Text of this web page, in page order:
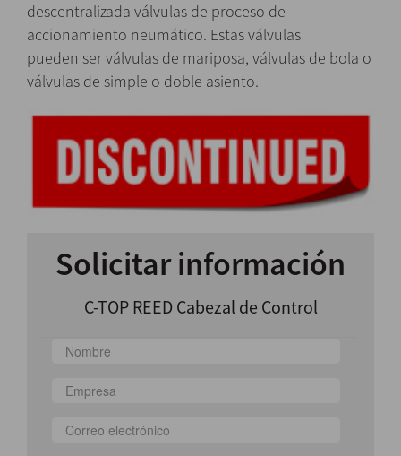
descentralizada válvulas de proceso de
accionamiento neumático. Estas válvulas
pueden ser válvulas de mariposa, válvulas de bola o
válvulas de simple o doble asiento.
Solicitar información
C-TOP REED Cabezal de Control